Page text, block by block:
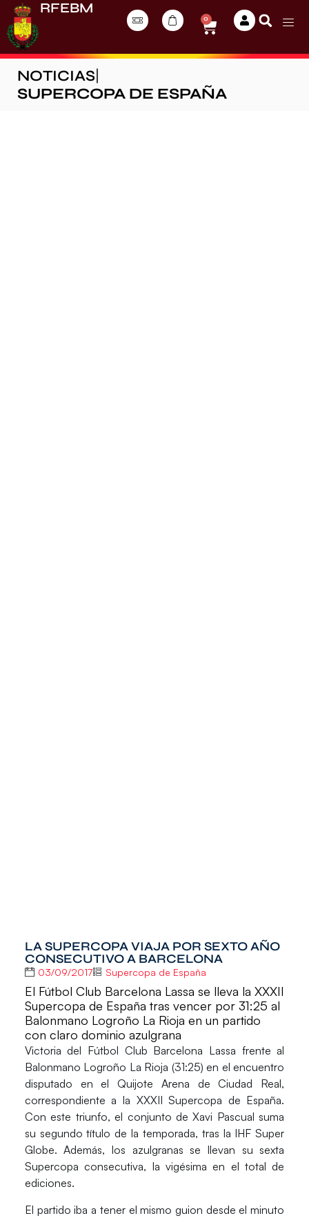
RFEBM
0
NOTICIAS
SUPERCOPA DE ESPAÑA
LA SUPERCOPA VIAJA POR SEXTO AÑO
CONSECUTIVO A BARCELONA
03/09/2017 Supercopa de España
El Fútbol Club Barcelona Lassa se lleva la XXXII
Supercopa de España tras vencer por 31:25 al
Balonmano Logroño La Rioja en un partido
con claro dominio azulgrana
Victoria del Fútbol Club Barcelona Lassa frente al
Balonmano Logroño La Rioja (31:25) en el encuentro
disputado en elQuijote Arena de Ciudad Real,
correspondiente a la XXXII Supercopa de España.
Con este triunfo, el conjunto de Xavi Pascual suma
su segundo título de la temporada, tras la IHF Super
Globe. Además, los azulgranas se llevan su sexta
Supercopa consecutiva, la vigésima en el total de
ediciones.
El partido iba a tener el mismo guion desde el minuto